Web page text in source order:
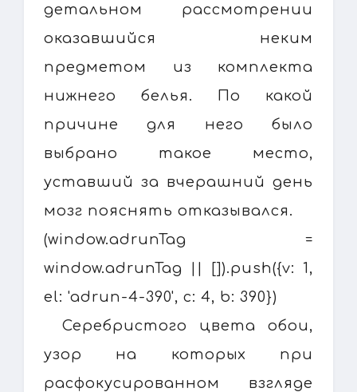
детальном рассмотрении
оказавшийся неким
предметом из комплекта
нижнего белья. По какой
причине для него было
выбрано такое место,
уставший за вчерашний день
мозг пояснять отказывался.
(window.adrunTag =
window.adrunTag || []).push({v: 1,
el: 'adrun-4-390', c: 4, b: 390})
Серебристого цвета обои,
узор на которых при
расфокусированном взгляде